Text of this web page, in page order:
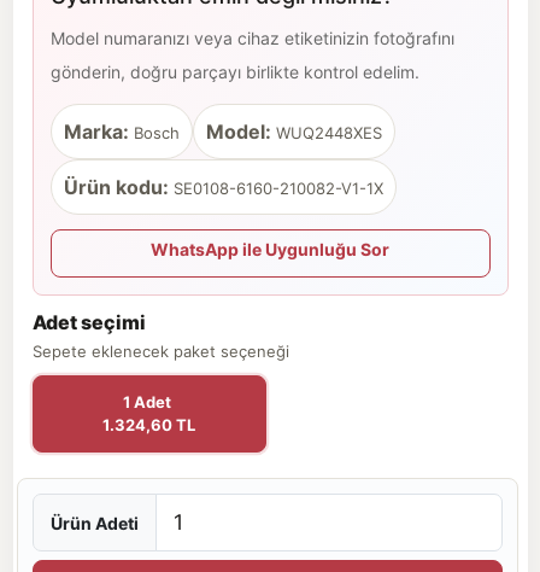
Model numaranızı veya cihaz etiketinizin fotoğrafını
gönderin, doğru parçayı birlikte kontrol edelim.
Marka: Bosch Model: WUQ2448XES
Ürün kodu: SE0108-6160-210082-V1-1X
WhatsApp ile Uygunluğu Sor
Adet seçimi
Sepete eklenecek paket seçeneği
1 Adet
1.324,60 TL
Ürün Adeti